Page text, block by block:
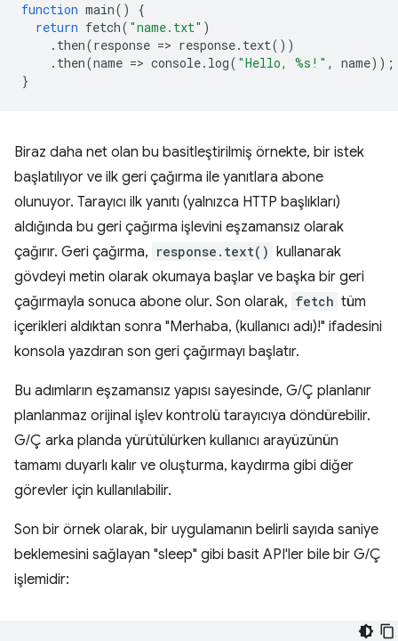
function main()
{
return fetch( "name.txt" )
. then(response => response. text())
. then(name => console. log( "Hello, %s!" , name));
}
Biraz daha net olan bu basitleştirilmiş örnekte, bir istek
başlatılıyor ve ilk geri çağırma ile yanıtlara abone
olunuyor. Tarayıcı ilk yanıtı (yalnızca HTTP başlıkları)
aldığında bu geri çağırma işlevini eşzamansız olarak
çağırır. Geri çağırma, response.text() kullanarak
gövdeyi metin olarak okumaya başlar ve başka bir geri
çağırmayla sonuca abone olur. Son olarak, fetch tüm
içerikleri aldıktan sonra "Merhaba, (kullanıcı adı)!" ifadesini
konsola yazdıran son geri çağırmayı başlatır.
Bu adımların eşzamansız yapısı sayesinde, G/Ç planlanır
planlanmaz orijinal işlev kontrolü tarayıcıya döndürebilir.
G/Ç arka planda yürütülürken kullanıcı arayüzünün
tamamı duyarlı kalır ve oluşturma, kaydırma gibi diğer
görevler için kullanılabilir.
Son bir örnek olarak, bir uygulamanın belirli sayıda saniye
beklemesini sağlayan "sleep" gibi basit API'ler bile bir G/Ç
işlemidir: